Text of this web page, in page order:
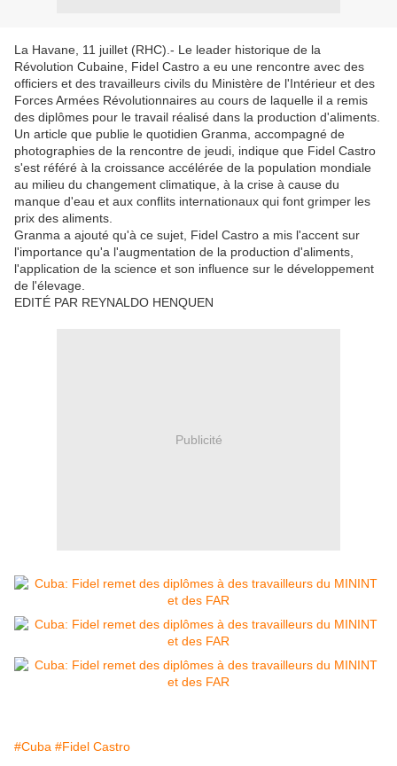
La Havane, 11 juillet (RHC).- Le leader historique de la
Révolution Cubaine, Fidel Castro a eu une rencontre avec des
officiers et des travailleurs civils du Ministère de l'Intérieur et des
Forces Armées Révolutionnaires au cours de laquelle il a remis
des diplômes pour le travail réalisé dans la production d'aliments.
Un article que publie le quotidien Granma, accompagné de
photographies de la rencontre de jeudi, indique que Fidel Castro
s'est référé à la croissance accélérée de la population mondiale
au milieu du changement climatique, à la crise à cause du
manque d'eau et aux conflits internationaux qui font grimper les
prix des aliments.
Granma a ajouté qu'à ce sujet, Fidel Castro a mis l'accent sur
l'importance qu'a l'augmentation de la production d'aliments,
l'application de la science et son influence sur le développement
de l'élevage.
EDITÉ PAR REYNALDO HENQUEN
Publicité
#Cuba #Fidel Castro